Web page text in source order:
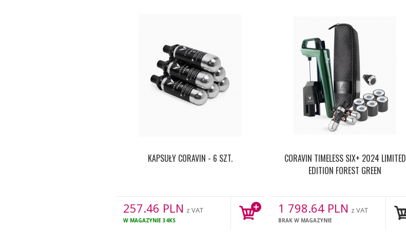
KAPSUŁY CORAVIN - 6 SZT.
257.46 PLN z VAT
W MAGAZYNIE34KS
CORAVIN TIMELESS SIX+ 2024 LIMITED
EDITION FOREST GREEN
1 798.64 PLN z VAT
BRAK W MAGAZYNIE